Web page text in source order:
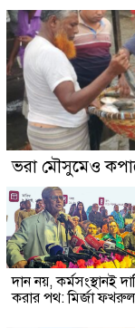
ভরা মৌসুমেও
দান নয়, কর্মসংস্থানই
করার পথ: মির্জা ফখরুল